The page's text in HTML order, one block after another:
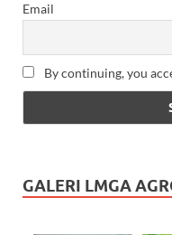
Email
By continuing, you
GALERI LMGA